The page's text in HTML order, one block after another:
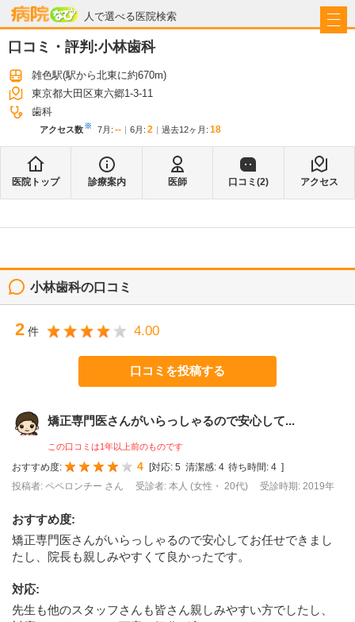
人で選べる医院検索
病院なび
口コミ・評判:小林歯科
雑色駅(駅から北東に約670m)
東京都大田区東六郷1-3-11
歯科
アクセス数※ 7月 : -- 6月 : 2 過去12ヶ月: 18
医院トップ 診療案内 医師 口コミ(2) アクセス
小林歯科の口コミ
2 件 4.00
口コミを投稿する
矯正専門医さんがいらっしゃるので安心して...
この口コミは1年以上前のものです
おすすめ度: 4 [対応: 5 清潔感: 4 待ち時間: 4 ]
投稿者: ペペロンチー さん
受診者: 本人 (女性・ 20代) 受診時期: 2019年
おすすめ度:
矯正専門医さんがいらっしゃるので安心してお任せできまし
たし、院長も親しみやすくて良かったです。
対応:
先生も他のスタッフさんも皆さん親しみやすい方でしたし、